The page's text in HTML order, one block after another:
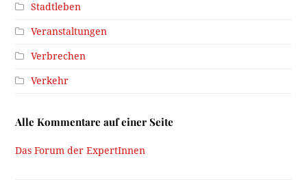
Stadtleben
Veranstaltungen
Verbrechen
Verkehr
Alle Kommentare auf einer Seite
Das Forum der ExpertInnen